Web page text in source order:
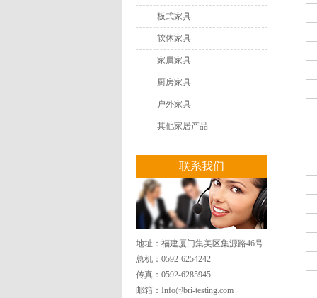
板式家具
软体家具
家属家具
厨房家具
户外家具
其他家居产品
联系我们
地址：福建厦门集美区集源路46号
总机：0592-6254242
传真：0592-6285945
邮箱： Info@bri-testing.com